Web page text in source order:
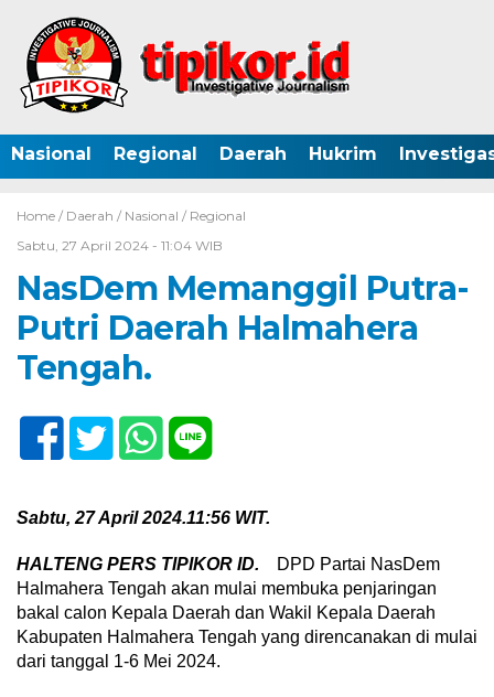
Nasional Regional Daerah Hukrim
Home / Daerah / Nasional / Regional
Sabtu, 27 April 2024 - 11:04 WIB
NasDem Memanggil Putra-
Putri Daerah Halmahera
Tengah.
Sabtu, 27 April 2024.11:56 WIT.
HALTENG PERS TIPIKOR ID.
DPD Partai NasDem
Halmahera Tengah akan mulai membuka penjaringan
bakal calon Kepala Daerah dan Wakil Kepala Daerah
Kabupaten Halmahera Tengah yang direncanakan di mulai
dari tanggal 1-6 Mei 2024.